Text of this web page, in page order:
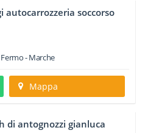
autocarrozzeria soccorso
Fermo -Marche
Mappa
di antognozzi gianluca